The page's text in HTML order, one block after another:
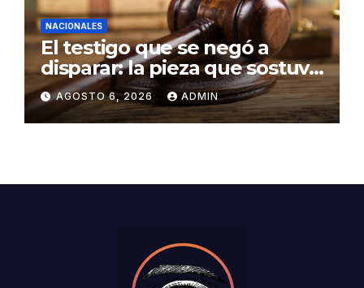
NACIONALES
El testigo que se negó a
disparar: la pieza que sostuvo
una condena por atentado
en Capotillo
AGOSTO 6, 2026 ADMIN